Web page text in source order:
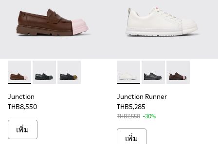
Junction - K100956-010 - รองเท้ามอคคาซินสีน้ําตาลสําหรับ
Junction - K100956-012 - รองเท้ามอคคาซินหนังสีดํา
Junction - K100956-009 - รองเท้ามอคคาซิน
Junction
THB8,550
เพิ่ม
Junction Runner -
Junction Runner -
Junction
Junction Runner
THB5,285
THB7,550 -30%
เพิ่ม